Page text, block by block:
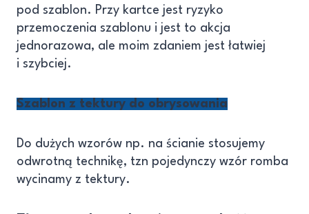
pod szablon. Przy kartce jest ryzyko
przemoczenia szablonu i jest to akcja
jednorazowa, ale moim zdaniem jest łatwiej
i szybciej.
Szablon z tektury do obrysowania
Do dużych wzorów np. na ścianie stosujemy
odwrotną technikę, tzn pojedynczy wzór romba
wycinamy z tektury.